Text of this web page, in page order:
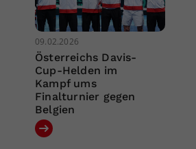
09.02.2026
Österreichs Davis-
Cup-Helden im
Kampf ums
Finalturnier gegen
Belgien